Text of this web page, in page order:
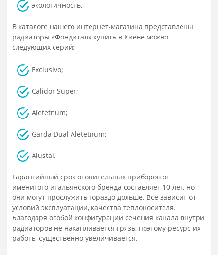
экологичность.
В каталоге нашего интернет-магазина представлены
радиаторы «Фондитал» купить в Киеве можно
следующих серий:
Exclusivo;
Calidor Super;
Aletetnum;
Garda Dual Aletetnum;
Alustal.
Гарантийный срок отопительных приборов от
именитого итальянского бренда составляет 10 лет, но
они могут прослужить гораздо дольше. Все зависит от
условий эксплуатации, качества теплоносителя.
Благодаря особой конфигурации сечения канала внутри
радиаторов не накапливается грязь, поэтому ресурс их
работы существенно увеличивается.